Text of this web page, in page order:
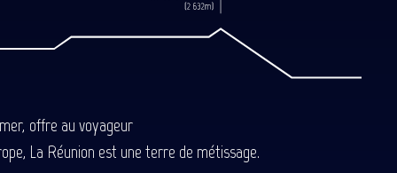
offre au voyageur
La Réunion est une terre de métissage.